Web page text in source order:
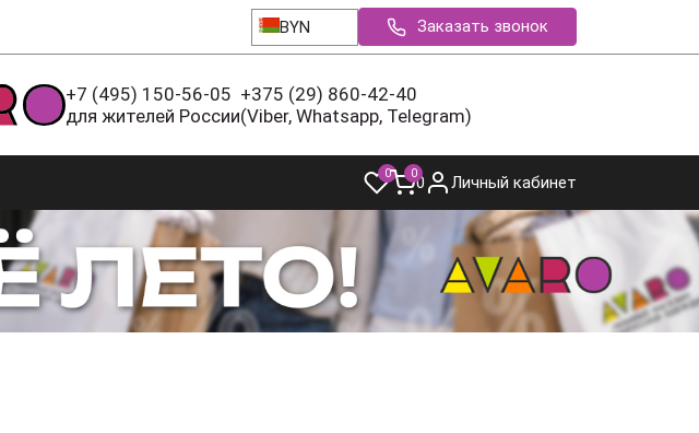
BYN Заказать звонок
+7 (495) 150-56-05
для жителей России
+375 (29) 860-42-40
(Viber, Whatsapp, Telegram)
0 00 Личный кабинет